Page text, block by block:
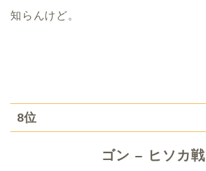
知らんけど。
8位
ゴン – ヒソカ戦